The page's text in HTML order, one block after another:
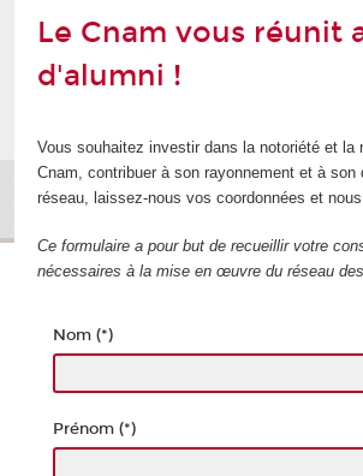
Le Cnam vous réunit
d'alumni !
Vous souhaitez investir dans la notoriété et
Cnam, contribuer à son rayonnement et à
réseau, laissez-nous vos coordonnées et
Ce formulaire a pour but de recueillir votre
nécessaires à la mise en œuvre du réseau
Nom (*)
Prénom (*)